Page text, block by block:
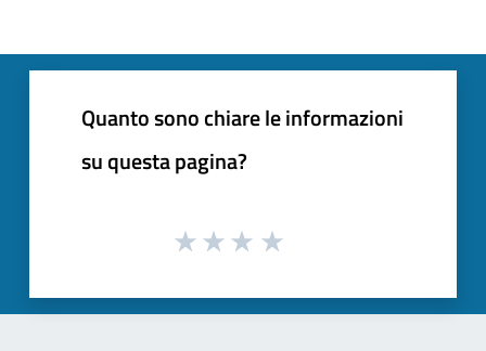
Quanto sono chiare le informazioni
su questa pagina?